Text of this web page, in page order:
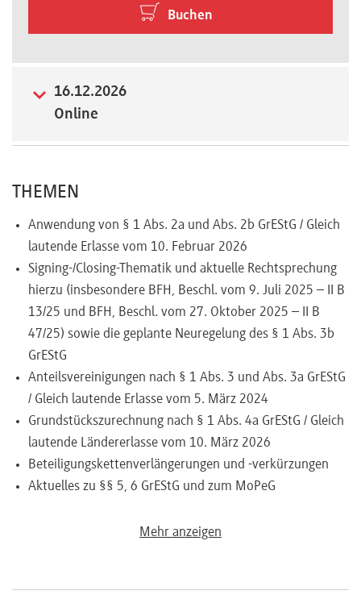
Buchen
16.12.2026
Online
THEMEN
Anwendung von § 1 Abs. 2a und Abs. 2b GrEStG / Gleich
lautende Erlasse vom 10. Februar 2026
Signing-/Closing-Thematik und aktuelle Rechtsprechung
hierzu (insbesondere BFH, Beschl. vom 9. Juli 2025 – II B
13/25 und BFH, Beschl. vom 27. Oktober 2025 – II B
47/25) sowie die geplante Neuregelung des § 1 Abs. 3b
GrEStG
Anteilsvereinigungen nach § 1 Abs. 3 und Abs. 3a GrEStG
/ Gleich lautende Erlasse vom 5. März 2024
Grundstückszurechnung nach § 1 Abs. 4a GrEStG / Gleich
lautende Ländererlasse vom 10. März 2026
Beteiligungskettenverlängerungen und -verkürzungen
Aktuelles zu §§ 5, 6 GrEStG und zum MoPeG
Mehr anzeigen